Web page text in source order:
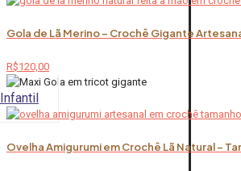
Gola de Lã Merino – Crochê Gigante
R$120,00
Infantil
Ovelha Amigurumi em Crochê Lã Natural –